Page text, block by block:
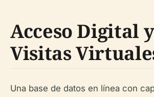
Acceso Digital y
Visitas
Una base de datos en línea con